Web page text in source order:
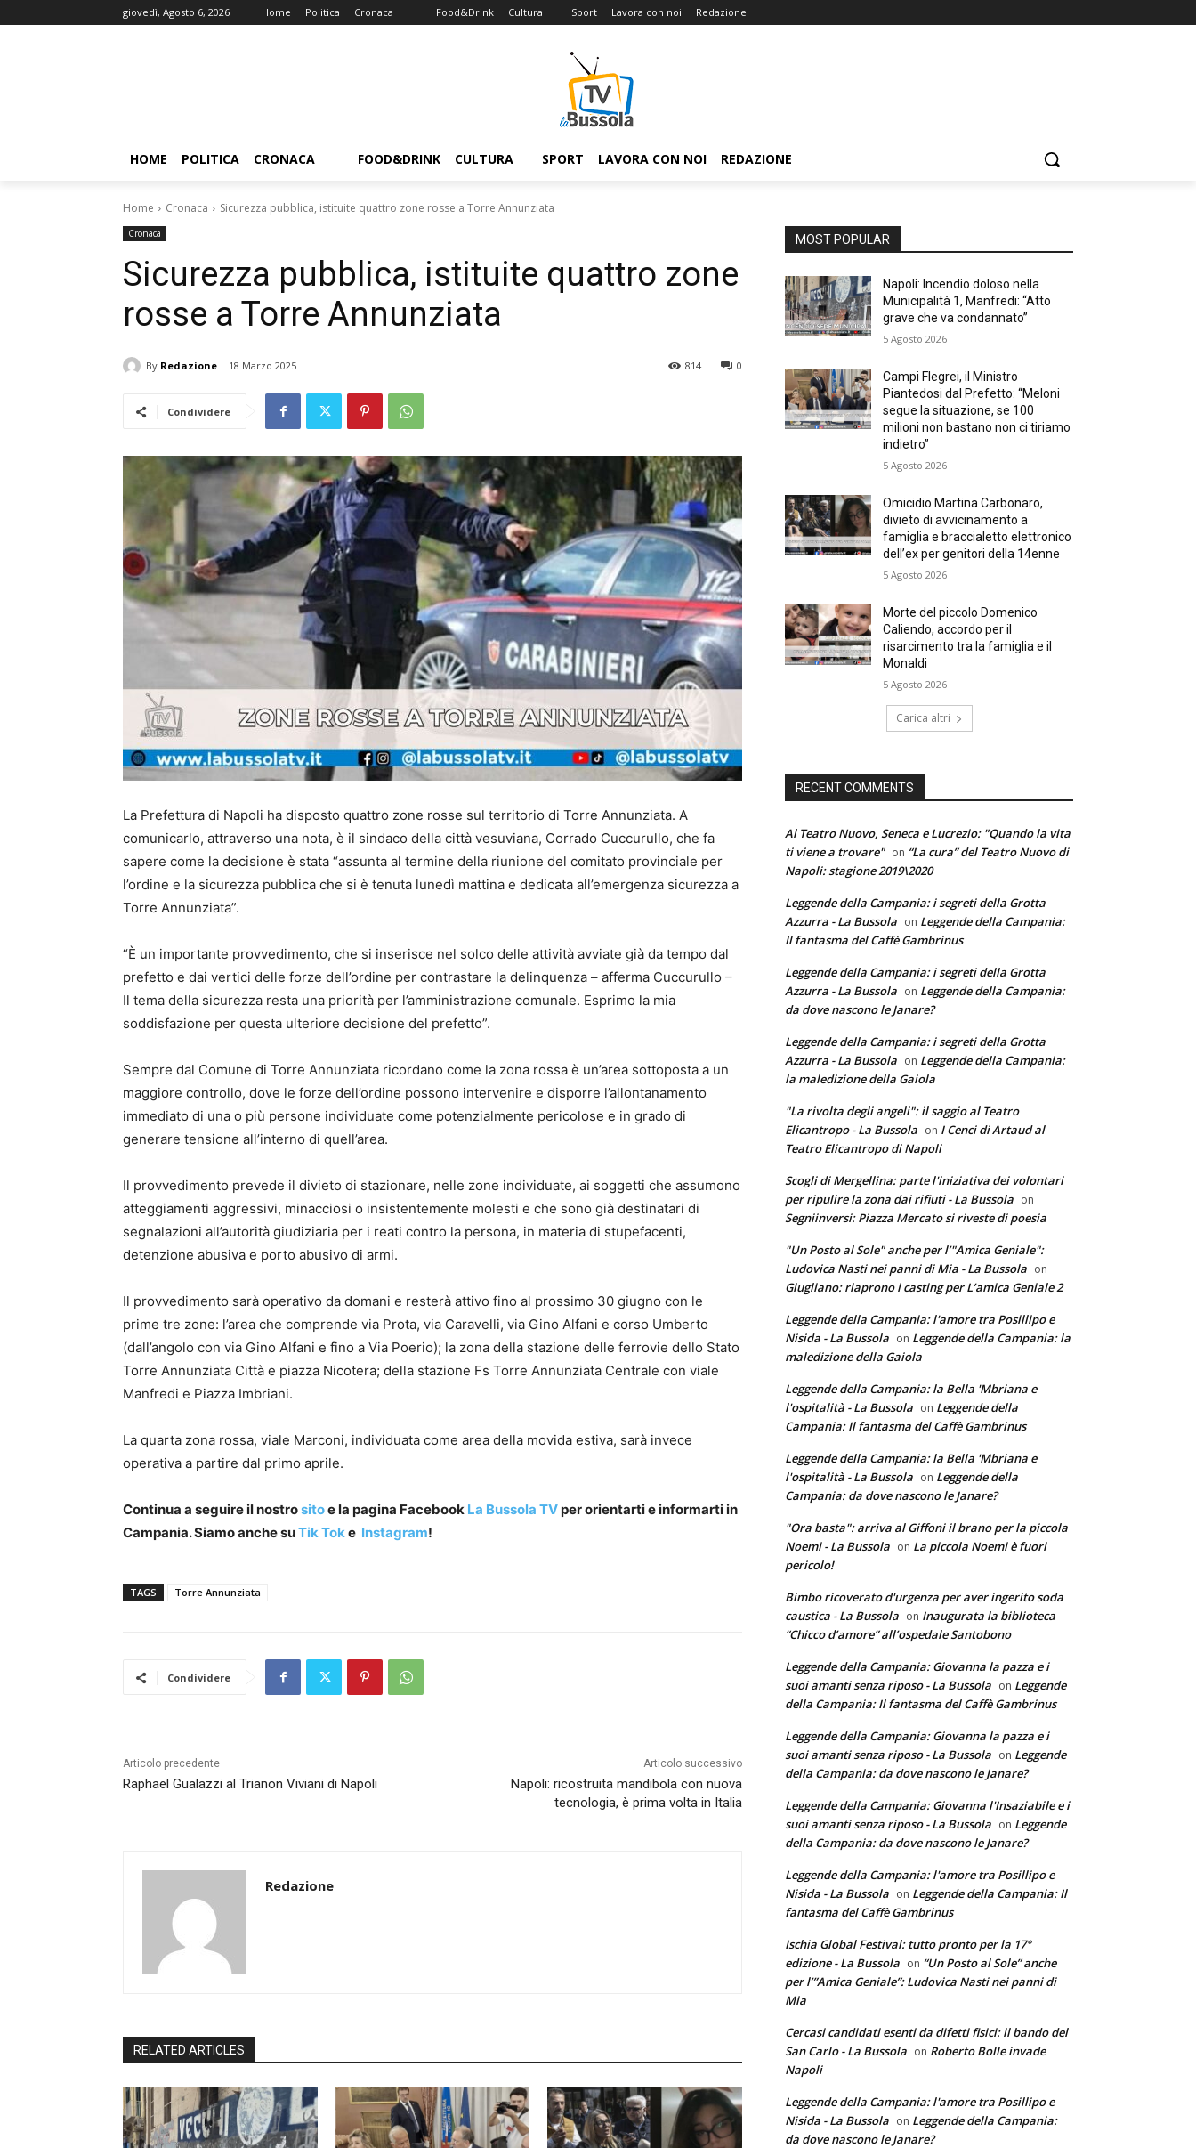
giovedì, Agosto 6, 2026 Home Politica Cronaca Food&Drink Cultura Sport Lavora con noi Redazione
HOME POLITICA CRONACA FOOD&DRINK CULTURA SPORT LAVORA CON NOI REDAZIONE
Home Cronaca Sicurezza pubblica, istituite quattro zone rosse a Torre Annunziata
Cronaca
Sicurezza pubblica, istituite quattro zone
rosse a Torre Annunziata
By Redazione 18 Marzo 2025 0
814
Condividere
La Prefettura di Napoli ha disposto quattro zone rosse sul territorio di Torre Annunziata. A
comunicarlo, attraverso una nota, è il sindaco della città vesuviana, Corrado Cuccurullo, che fa
sapere come la decisione è stata “assunta al termine della riunione del comitato provinciale per
l’ordine e la sicurezza pubblica che si è tenuta lunedì mattina e dedicata all’emergenza sicurezza a
Torre Annunziata”.
“È un importante provvedimento, che si inserisce nel solco delle attività avviate già da tempo dal
prefetto e dai vertici delle forze dell’ordine per contrastare la delinquenza – afferma Cuccurullo –
Il tema della sicurezza resta una priorità per l’amministrazione comunale. Esprimo la mia
soddisfazione per questa ulteriore decisione del prefetto”.
Sempre dal Comune di Torre Annunziata ricordano come la zona rossa è un’area sottoposta a un
maggiore controllo, dove le forze dell’ordine possono intervenire e disporre l’allontanamento
immediato di una o più persone individuate come potenzialmente pericolose e in grado di
generare tensione all’interno di quell’area.
Il provvedimento prevede il divieto di stazionare, nelle zone individuate, ai soggetti che assumono
atteggiamenti aggressivi, minacciosi o insistentemente molesti e che sono già destinatari di
segnalazioni all’autorità giudiziaria per i reati contro la persona, in materia di stupefacenti,
detenzione abusiva e porto abusivo di armi.
Il provvedimento sarà operativo da domani e resterà attivo fino al prossimo 30 giugno con le
prime tre zone: l’area che comprende via Prota, via Caravelli, via Gino Alfani e corso Umberto
(dall’angolo con via Gino Alfani e fino a Via Poerio); la zona della stazione delle ferrovie dello Stato
Torre Annunziata Città e piazza Nicotera; della stazione Fs Torre Annunziata Centrale con viale
Manfredi e Piazza Imbriani.
La quarta zona rossa, viale Marconi, individuata come area della movida estiva, sarà invece
operativa a partire dal primo aprile.
Continua a seguire il nostrositoe la pagina Facebook La Bussola TVper orientarti e informarti in
Campania. Siamo anche suTik Toke Instagram!
TAGS Torre Annunziata
Condividere
Articolo precedente
Raphael Gualazzi al Trianon Viviani di Napoli
Articolo successivo
Napoli: ricostruita mandibola con nuova
tecnologia, è prima volta in Italia
Redazione
RELATED ARTICLES
MOST POPULAR
Napoli: Incendio doloso nella
Municipalità 1, Manfredi: “Atto
grave che va condannato”
5 Agosto 2026
Campi Flegrei, il Ministro
Piantedosi dal Prefetto: “Meloni
segue la situazione, se 100
milioni non bastano non ci tiriamo
indietro”
5 Agosto 2026
Omicidio Martina Carbonaro,
divieto di avvicinamento a
famiglia e braccialetto elettronico
dell’ex per genitori della 14enne
5 Agosto 2026
Morte del piccolo Domenico
Caliendo, accordo per il
risarcimento tra la famiglia e il
Monaldi
5 Agosto 2026
Carica altri
RECENT COMMENTS
Al Teatro Nuovo, Seneca e Lucrezio: "Quando la vita
ti viene a trovare" on “La cura” del Teatro Nuovo di
Napoli: stagione 2019\2020
Leggende della Campania: i segreti della Grotta
Azzurra - La Bussola on Leggende della Campania:
Il fantasma del Caffè Gambrinus
Leggende della Campania: i segreti della Grotta
Azzurra - La Bussola on Leggende della Campania:
da dove nascono le Janare?
Leggende della Campania: i segreti della Grotta
Azzurra - La Bussola on Leggende della Campania:
la maledizione della Gaiola
"La rivolta degli angeli": il saggio al Teatro
Elicantropo - La Bussola on I Cenci di Artaud al
Teatro Elicantropo di Napoli
Scogli di Mergellina: parte l'iniziativa dei volontari
per ripulire la zona dai rifiuti - La Bussola on
Segniinversi: Piazza Mercato si riveste di poesia
"Un Posto al Sole" anche per l’"Amica Geniale":
Ludovica Nasti nei panni di Mia - La Bussola on
Giugliano: riaprono i casting per L’amica Geniale 2
Leggende della Campania: l'amore tra Posillipo e
Nisida - La Bussola on Leggende della Campania: la
maledizione della Gaiola
Leggende della Campania: la Bella 'Mbriana e
l'ospitalità - La Bussola on Leggende della
Campania: Il fantasma del Caffè Gambrinus
Leggende della Campania: la Bella 'Mbriana e
l'ospitalità - La Bussola on Leggende della
Campania: da dove nascono le Janare?
"Ora basta": arriva al Giffoni il brano per la piccola
Noemi - La Bussola on La piccola Noemi è fuori
pericolo!
Bimbo ricoverato d'urgenza per aver ingerito soda
caustica - La Bussola on Inaugurata la biblioteca
“Chicco d’amore” all’ospedale Santobono
Leggende della Campania: Giovanna la pazza e i
suoi amanti senza riposo - La Bussola on Leggende
della Campania: Il fantasma del Caffè Gambrinus
Leggende della Campania: Giovanna la pazza e i
suoi amanti senza riposo - La Bussola on Leggende
della Campania: da dove nascono le Janare?
Leggende della Campania: Giovanna l'Insaziabile e i
suoi amanti senza riposo - La Bussola on Leggende
della Campania: da dove nascono le Janare?
Leggende della Campania: l'amore tra Posillipo e
Nisida - La Bussola on Leggende della Campania: Il
fantasma del Caffè Gambrinus
Ischia Global Festival: tutto pronto per la 17°
edizione - La Bussola on “Un Posto al Sole” anche
per l’”Amica Geniale”: Ludovica Nasti nei panni di
Mia
Cercasi candidati esenti da difetti fisici: il bando del
San Carlo - La Bussola on Roberto Bolle invade
Napoli
Leggende della Campania: l'amore tra Posillipo e
Nisida - La Bussola on Leggende della Campania:
da dove nascono le Janare?